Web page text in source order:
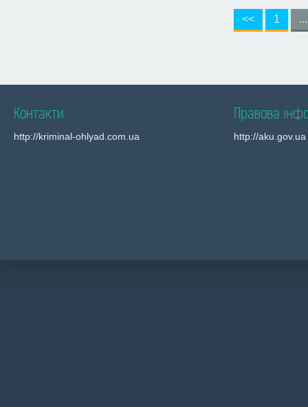
<< 1 ...
Контакти
http://kriminal-ohlyad.com.ua
Правова
http://aku.gov.ua